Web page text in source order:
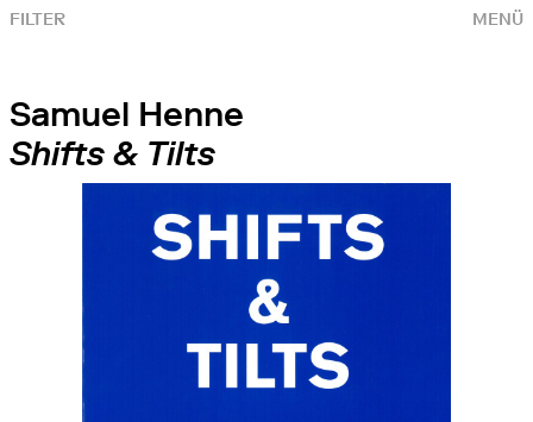
MENÜ
FILTER
Samuel Henne
Shifts & Tilts